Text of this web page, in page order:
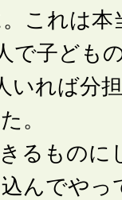
これは本
で子ども
いれば分
。
るものに
んでやっ